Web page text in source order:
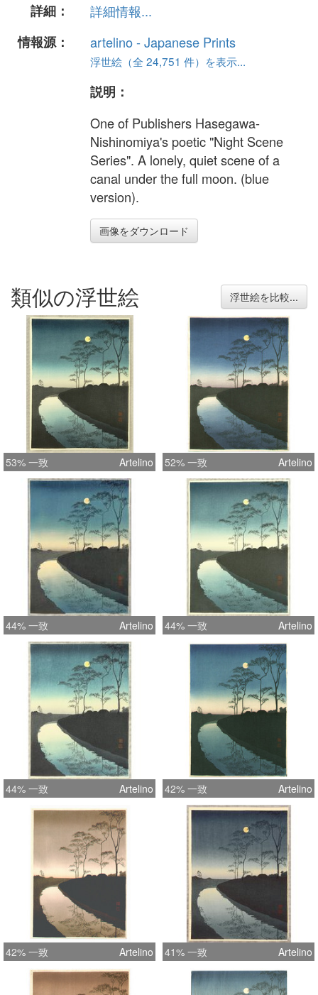
詳細：
詳細情報...
情報源：
artelino - Japanese Prints
浮世絵（全 24,751 件）を表示...
説明：
One of Publishers Hasegawa-
Nishinomiya's poetic "Night Scene
Series". A lonely, quiet scene of a
canal under the full moon. (blue
version).
画像をダウンロード
類似の浮世絵 浮世絵を比較...
53% 一致 Artelino 52% 一致 Artelino
44% 一致 Artelino 44% 一致 Artelino
44% 一致 Artelino 42% 一致 Artelino
42% 一致 Artelino 41% 一致 Artelino